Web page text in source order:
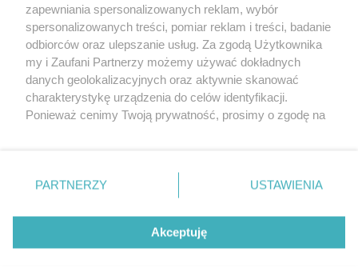
O FIRMIE POLITYKA PRYWATNOŚCI HOSTING
REKLAMA WSPÓŁPRACA RSS FACEBOOK KONTAKT
Nasze serwisy
Aktualności
Tcz24
Historia miasta
Muzyka i kultura
Archiwum wydarzeń
Zdjęcia miasta
zapewniania spersonalizowanych reklam, wybór
spersonalizowanych treści, pomiar reklam i treści, badanie
odbiorców oraz ulepszanie usług. Za zgodą Użytkownika
my i Zaufani Partnerzy możemy używać dokładnych
danych geolokalizacyjnych oraz aktywnie skanować
charakterystykę urządzenia do celów identyfikacji.
Ponieważ cenimy Twoją prywatność, prosimy o zgodę na
znajdujący się w lewym dolnym rogu strony
. Niektóre
przetwarzaniu. Preferencje będą miały zastosowania tylko
PARTNERZY USTAWIENIA
Akceptuję